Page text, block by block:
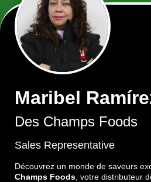
Maribel
Des Champs Foods
Sales Representative
Découvrez un monde de saveurs
Champs Foods , votre distributeur